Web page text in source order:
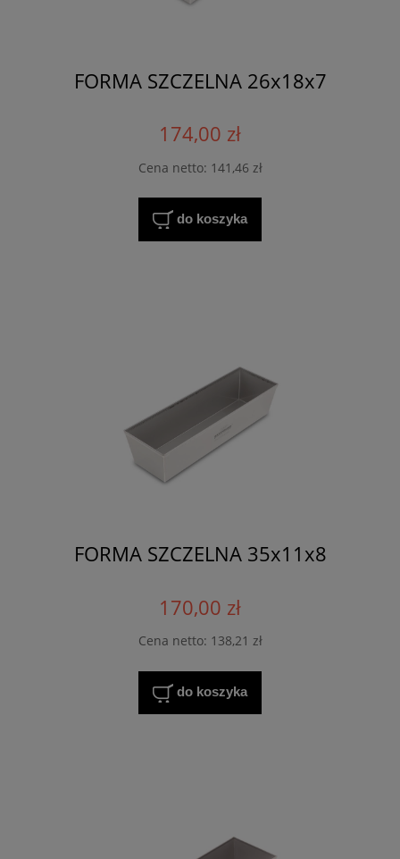
FORMA SZCZELNA 26x18x7
174,00 zł
Cena netto: 141,46 zł
do koszyka
FORMA SZCZELNA 35x11x8
170,00 zł
Cena netto: 138,21 zł
do koszyka